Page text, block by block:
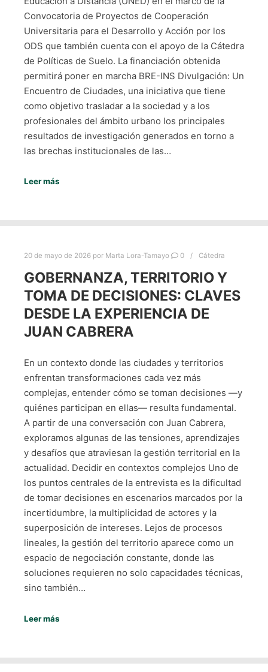
Convocatoria de Proyectos de Cooperación
Universitaria para el Desarrollo y Acción por los
ODS que también cuenta con el apoyo de la Cátedra
de Políticas de Suelo. La financiación obtenida
permitirá poner en marcha BRE-INS Divulgación: Un
Encuentro de Ciudades, una iniciativa que tiene
como objetivo trasladar a la sociedad y a los
profesionales del ámbito urbano los principales
resultados de investigación generados en torno a
las brechas institucionales de las…
Leer más
20 de mayo de 2026 por Marta Lora-Tamayo 0 Cátedra
GOBERNANZA, TERRITORIO Y
TOMA DE DECISIONES: CLAVES
DESDE LA EXPERIENCIA DE
JUAN CABRERA
En un contexto donde las ciudades y territorios
enfrentan transformaciones cada vez más
complejas, entender cómo se toman decisiones —y
quiénes participan en ellas— resulta fundamental.
A partir de una conversación con Juan Cabrera,
exploramos algunas de las tensiones, aprendizajes
y desafíos que atraviesan la gestión territorial en la
actualidad. Decidir en contextos complejos Uno de
los puntos centrales de la entrevista es la dificultad
de tomar decisiones en escenarios marcados por la
incertidumbre, la multiplicidad de actores y la
superposición de intereses. Lejos de procesos
lineales, la gestión del territorio aparece como un
espacio de negociación constante, donde las
soluciones requieren no solo capacidades técnicas,
sino también…
Leer más